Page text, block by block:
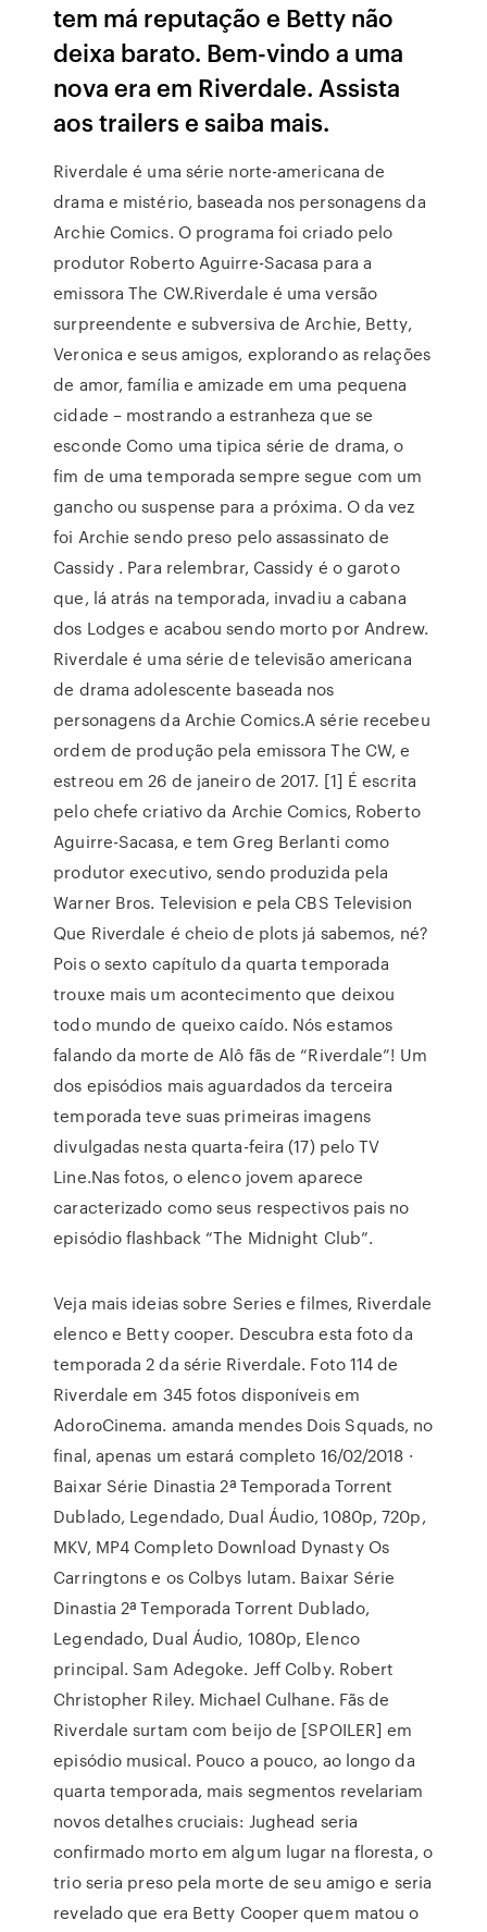
tem má reputação e Betty não
deixa barato. Bem-vindo a uma
nova era em Riverdale. Assista
aos trailers e saiba mais.
Riverdale é uma série norte-americana de
drama e mistério, baseada nos personagens da
Archie Comics. O programa foi criado pelo
produtor Roberto Aguirre-Sacasa para a
emissora The CW.Riverdale é uma versão
surpreendente e subversiva de Archie, Betty,
Veronica e seus amigos, explorando as relações
de amor, família e amizade em uma pequena
cidade – mostrando a estranheza que se
esconde Como uma tipica série de drama, o
fim de uma temporada sempre segue com um
gancho ou suspense para a próxima. O da vez
foi Archie sendo preso pelo assassinato de
Cassidy . Para relembrar, Cassidy é o garoto
que, lá atrás na temporada, invadiu a cabana
dos Lodges e acabou sendo morto por Andrew.
Riverdale é uma série de televisão americana
de drama adolescente baseada nos
personagens da Archie Comics.A série recebeu
ordem de produção pela emissora The CW, e
estreou em 26 de janeiro de 2017. [1] É escrita
pelo chefe criativo da Archie Comics, Roberto
Aguirre-Sacasa, e tem Greg Berlanti como
produtor executivo, sendo produzida pela
Warner Bros. Television e pela CBS Television
Que Riverdale é cheio de plots já sabemos, né?
Pois o sexto capítulo da quarta temporada
trouxe mais um acontecimento que deixou
todo mundo de queixo caído. Nós estamos
falando da morte de Alô fãs de “Riverdale”! Um
dos episódios mais aguardados da terceira
temporada teve suas primeiras imagens
divulgadas nesta quarta-feira (17) pelo TV
Line.Nas fotos, o elenco jovem aparece
caracterizado como seus respectivos pais no
episódio flashback “The Midnight Club”.
Veja mais ideias sobre Series e filmes, Riverdale
elenco e Betty cooper. Descubra esta foto da
temporada 2 da série Riverdale. Foto 114 de
Riverdale em 345 fotos disponíveis em
AdoroCinema. amanda mendes Dois Squads, no
final, apenas um estará completo 16/02/2018 ·
Baixar Série Dinastia 2ª Temporada Torrent
Dublado, Legendado, Dual Áudio, 1080p, 720p,
MKV, MP4 Completo Download Dynasty Os
Carringtons e os Colbys lutam. Baixar Série
Dinastia 2ª Temporada Torrent Dublado,
Legendado, Dual Áudio, 1080p, Elenco
principal. Sam Adegoke. Jeff Colby. Robert
Christopher Riley. Michael Culhane. Fãs de
Riverdale surtam com beijo de [SPOILER] em
episódio musical. Pouco a pouco, ao longo da
quarta temporada, mais segmentos revelariam
novos detalhes cruciais: Jughead seria
confirmado morto em algum lugar na floresta, o
trio seria preso pela morte de seu amigo e seria
revelado que era Betty Cooper quem matou o